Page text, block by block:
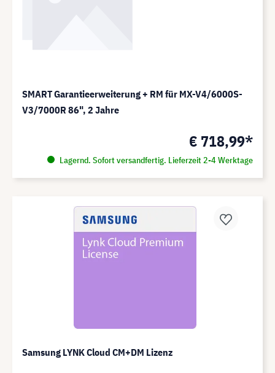
SMART Garantieerweiterung + RM für MX-V4/6000S-
V3/7000R 86", 2 Jahre
€ 718,99*
Lagernd. Sofort versandfertig. Lieferzeit 2-4 Werktage
Samsung LYNK Cloud CM+DM Lizenz